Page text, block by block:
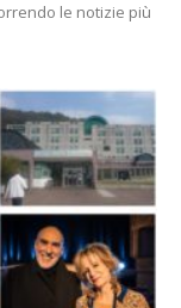
le notizie più